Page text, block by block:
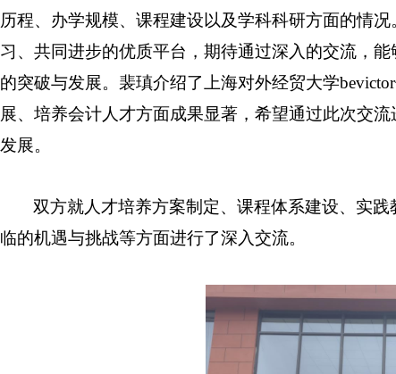
历程、办学规模、课程建设以及学科科研方面的情
习、共同进步的优质平台，期待通过深入的交流，
的突破与发展。裴瑱介绍了上海对外经贸大学
展、培养会计人才方面成果显著，希望通过此次交
发展。
双方就人才培养方案制定、课程体系建设、实
临的机遇与挑战等方面进行了深入交流。